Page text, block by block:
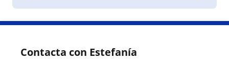
Contacta con Estefanía